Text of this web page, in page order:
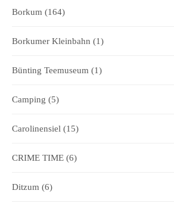
Borkum (164)
Borkumer Kleinbahn (1)
Bünting Teemuseum (1)
Camping (5)
Carolinensiel (15)
CRIME TIME (6)
Ditzum (6)